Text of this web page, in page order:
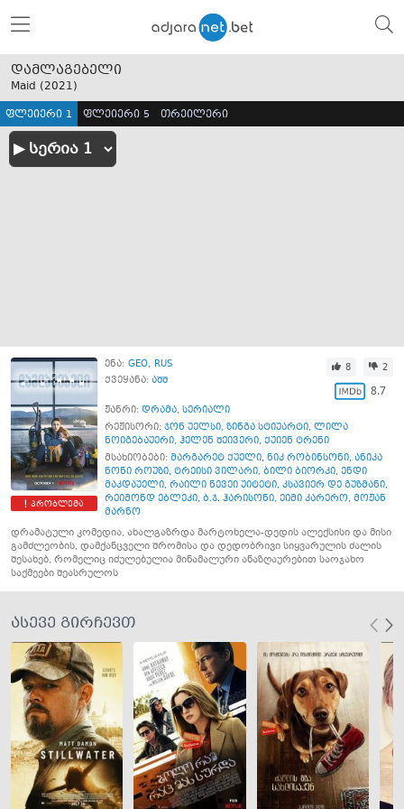
დამლაგებელი
Maid (2021)
ფლეიერი 1 ფლეიერი 5 თრეილერი
პრობლემა
ენა: GEO RUS
ქვეყანა: აშშ
8 2
8.7
ჟანრი: დრამა, სერიალი
რეჟისორი: ჯონ უელსი, ზინგა სტიუარტი, ლილა
ნოიგებაუერი, ჰელენ შეივერი, ქუიენ ტრენი
მსახიობები: მარგარეტ ქუელი, ნიკ რობინსონი, ანიკა
ნონი როუზი, ტრეისი ვილარი, ბილი ბიორკი, ენდი
მაკდაუელი, რაილი ნევეი უიტეტი, კსავიერ დე გუზმანი,
რეიმონდ ებლეკი, ბ.ჯ. ჰარისონი, ეიმი კარერო, მოჟან
მარნო
დრამატული კომედია, ახალგაზრდა მარტოხელა-დედის ალექსისი და მისი
გამძლეობის, დამქანცველი შრომისა და დედობრივი სიყვარულის ძალის
შესახებ, რომელიც იძულებულია მინამალური ანაზღაურებით საოჯახო
საქმეები შეასრულოს
ასევე გირჩევთ